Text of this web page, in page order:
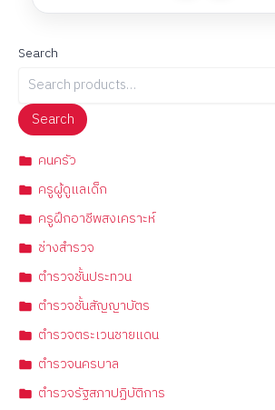
Search
Search
คนครัว
ครูผู้ดูแลเด็ก
ครูฝึกอาชีพสงเคราะห์
ช่างสำรวจ
ตำรวจชั้นประทวน
ตำรวจชั้นสัญญาบัตร
ตำรวจตระเวนชายแดน
ตำรวจนครบาล
ตำรวจรัฐสภาปฏิบัติการ